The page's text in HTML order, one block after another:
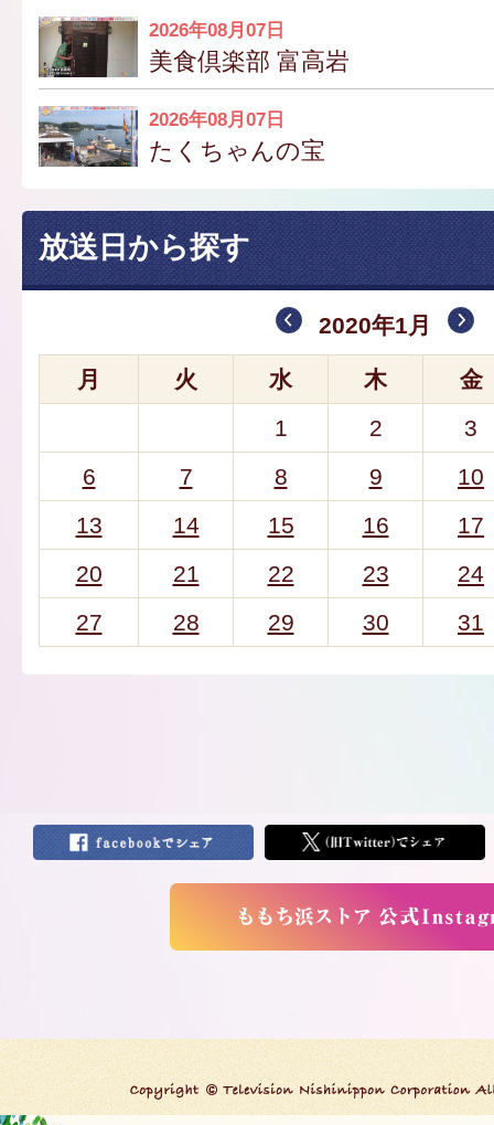
2026年08月07日
美食倶楽部 富高岩
2026年08月07日
たくちゃんの宝
放送日から探す
2020年1月
月 火 水 木
金
1
2
3
6
7 8 9
10
13
14 15 16
17
20
21 22 23
24
27
28 29 30 31